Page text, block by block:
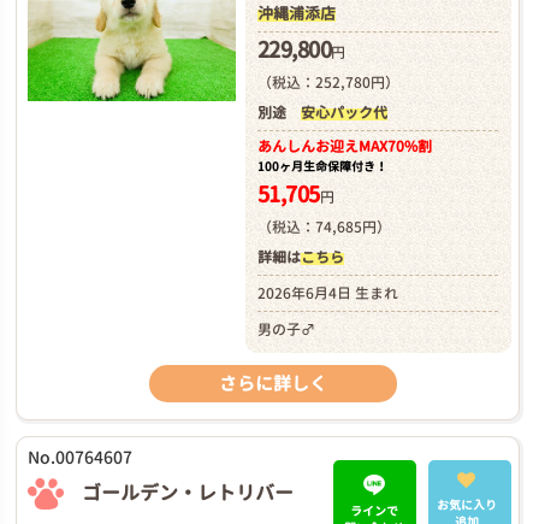
沖縄浦添店
229,800円
（税込：252,780円）
別途 安心パック代
あんしんお迎えMAX70%割
100ヶ月生命保障付き！
51,705円
（税込：74,685円）
詳細はこちら
2026年6月4日 生まれ
男の子♂
さらに詳しく
No.00764607
ゴールデン・レトリバー
ラインで
お気に入り